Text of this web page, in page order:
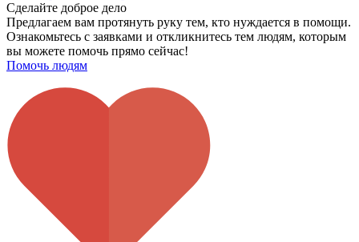
Сделайте доброе дело
Предлагаем вам протянуть руку тем, кто нуждается в помощи.
Ознакомьтесь с заявками и откликнитесь тем людям, которым
вы можете помочь прямо сейчас!
Помочь людям